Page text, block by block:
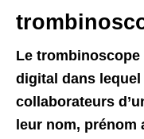
Le
digital dans
collaborateurs
leur nom,